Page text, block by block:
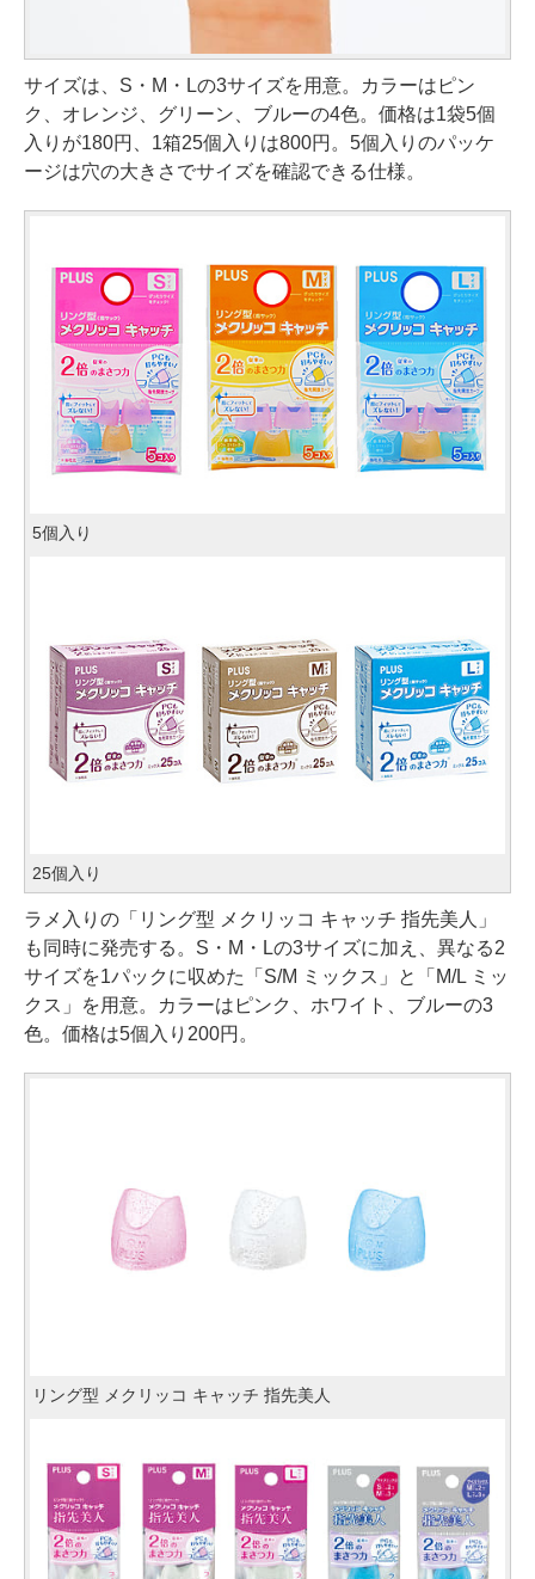
サイズは、S・M・Lの3サイズを用意。カラーはピン
ク、オレンジ、グリーン、ブルーの4色。価格は1袋5個
入りが180円、1箱25個入りは800円。5個入りのパッケ
ージは穴の大きさでサイズを確認できる仕様。
5個入り
25個入り
ラメ入りの「リング型 メクリッコ キャッチ 指先美人」
も同時に発売する。S・M・Lの3サイズに加え、異なる2
サイズを1パックに収めた「S/M ミックス」と「M/L ミッ
クス」を用意。カラーはピンク、ホワイト、ブルーの3
色。価格は5個入り200円。
リング型 メクリッコ キャッチ 指先美人